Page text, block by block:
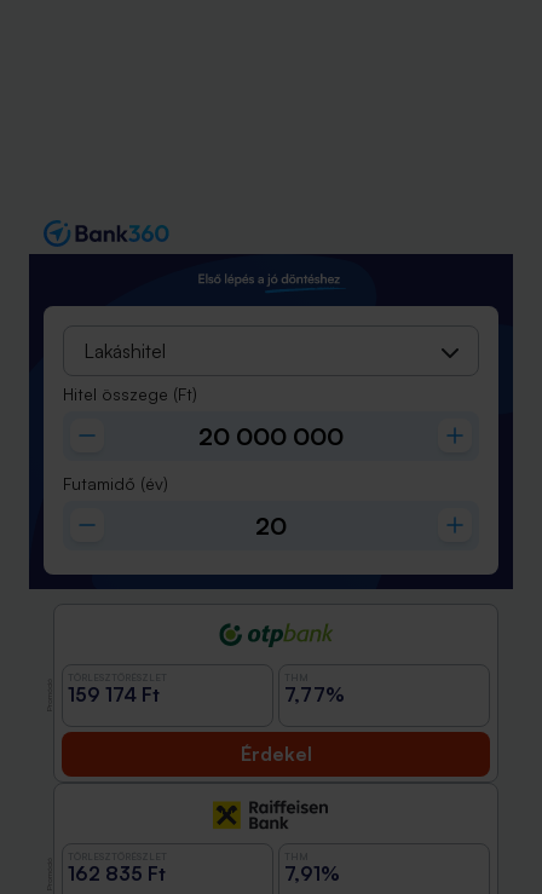
Lakáshitel
Hitel összege (Ft)
Futamidő (év)
159 174 Ft 7,77%
Érdekel
162 835 Ft 7,91%